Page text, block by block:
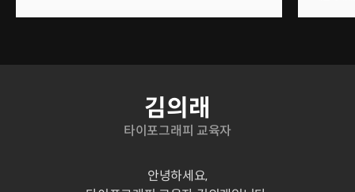
김의래
타이포그래피 교육자
안녕하세요,